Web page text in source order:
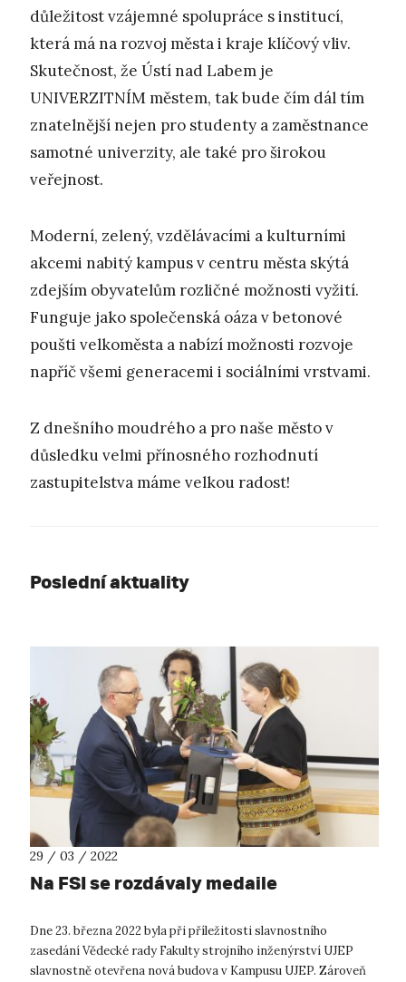
důležitost vzájemné spolupráce s institucí,
která má na rozvoj města i kraje klíčový vliv.
Skutečnost, že Ústí nad Labem je
UNIVERZITNÍM městem, tak bude čím dál tím
znatelnější nejen pro studenty a zaměstnance
samotné univerzity, ale také pro širokou
veřejnost.
Moderní, zelený, vzdělávacími a kulturními
akcemi nabitý kampus v centru města skýtá
zdejším obyvatelům rozličné možnosti vyžití.
Funguje jako společenská oáza v betonové
poušti velkoměsta a nabízí možnosti rozvoje
napříč všemi generacemi i sociálními vrstvami.
Z dnešního moudrého a pro naše město v
důsledku velmi přínosného rozhodnutí
zastupitelstva máme velkou radost!
Poslední aktuality
29 / 03 / 2022
Na FSI se rozdávaly medaile
Dne 23. března 2022 byla při příležitosti slavnostního
zasedání Vědecké rady Fakulty strojního inženýrství UJEP
slavnostně otevřena nová budova v Kampusu UJEP. Zároveň